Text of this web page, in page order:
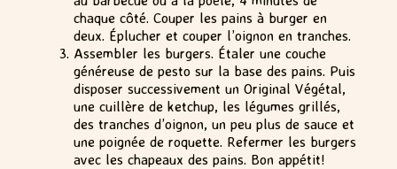
chaque côté. Couper les pains à burger en
deux. Éplucher et couper l’oignon en tranches.
Assembler les burgers. Étaler une couche
généreuse de pesto sur la base des pains. Puis
disposer successivement un Original Végétal,
une cuillère de ketchup, les légumes grillés,
des tranches d’oignon, un peu plus de sauce et
une poignée de roquette. Refermer les burgers
avec les chapeaux des pains. Bon appétit!